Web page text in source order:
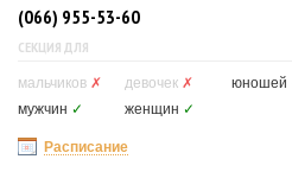
(066) 955-53-60
СЕКЦИЯ ДЛЯ
мальчиков ✗ девочек ✗ юношей
мужчин ✓ женщин ✓
Расписание